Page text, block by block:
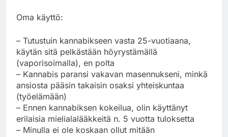
Oma käyttö:
– Tutustuin kannabikseen vasta 25-vuotiaana,
käytän sitä pelkästään höyrystämällä
(vaporisoimalla), en polta
– Kannabis paransi vakavan masennukseni, minkä
ansiosta pääsin takaisin osaksi yhteiskuntaa
(työelämään)
– Ennen kannabiksen kokeilua, olin käyttänyt
erilaisia mielialalääkkeitä n. 5 vuotta tuloksetta
– Minulla ei ole koskaan ollut mitään